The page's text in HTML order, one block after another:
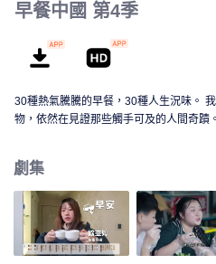
早餐中國 第4季
30種熱氣騰騰的早餐，30種人生況味。
物，依然在見證那些觸手可及的人間奇蹟
劇集